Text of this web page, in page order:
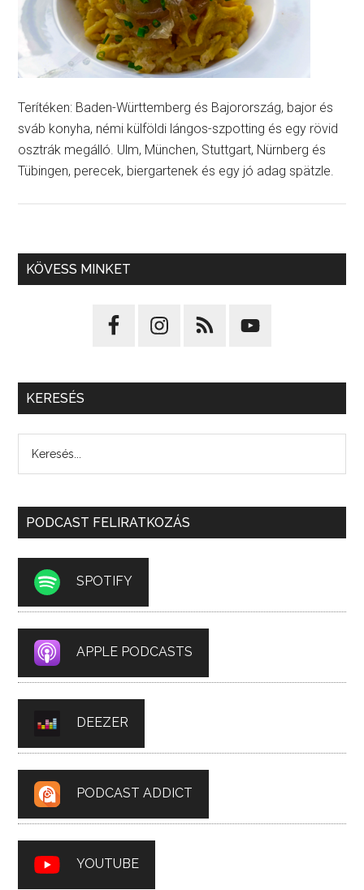
Terítéken: Baden-Württemberg és Bajorország, bajor és
sváb konyha, némi külföldi lángos-szpotting és egy rövid
osztrák megálló. Ulm, München, Stuttgart, Nürnberg és
Tübingen, perecek, biergartenek és egy jó adag spätzle.
KÖVESS MINKET
KERESÉS
PODCAST FELIRATKOZÁS
SPOTIFY
APPLE PODCASTS
DEEZER
PODCAST ADDICT
YOUTUBE